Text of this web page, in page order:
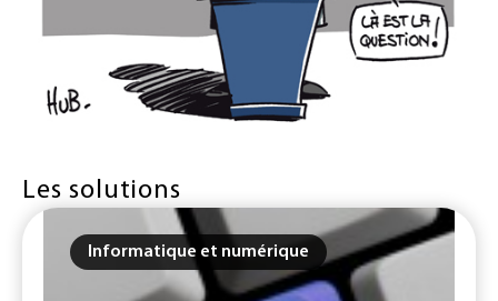
Les solutions
Informatique et numérique